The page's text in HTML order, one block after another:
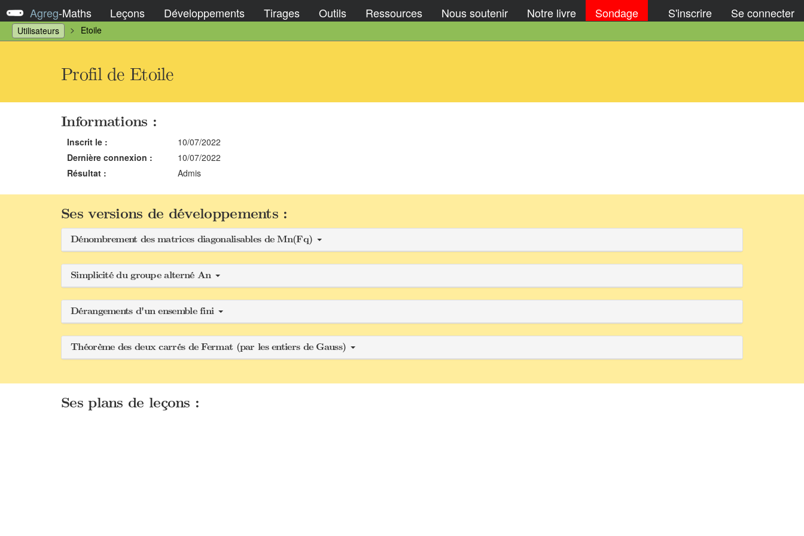
Agreg-Maths Leçons Développements Tirages Outils Ressources Nous soutenir Notre livre Sondage S'inscrire Se connecter
Utilisateurs Etoile
Profil de Etoile
Informations :
Inscrit le :
10/07/2022
Dernière connexion :
10/07/2022
Résultat :
Admis
Ses versions de développements :
Dénombrement des matrices diagonalisables de Mn(Fq)
Simplicité du groupe alterné An
Dérangements d'un ensemble fini
Théorème des deux carrés de Fermat (par les entiers de Gauss)
Ses plans de leçons :